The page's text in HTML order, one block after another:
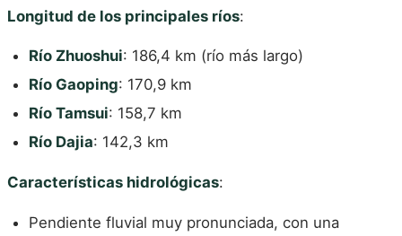
Longitud de los principales ríos:
Río Zhuoshui: 186,4 km (río más largo)
Río Gaoping: 170,9 km
Río Tamsui: 158,7 km
Río Dajia: 142,3 km
Características hidrológicas:
Pendiente fluvial muy pronunciada, con una